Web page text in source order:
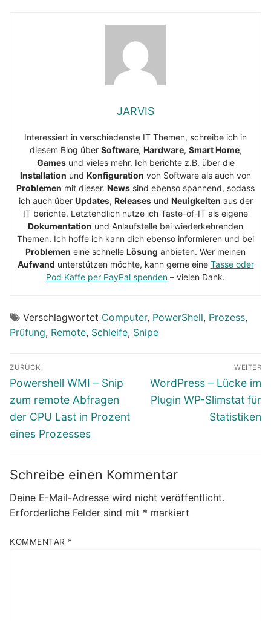
JARVIS
Interessiert in verschiedenste IT Themen, schreibe ich in
diesem Blog über Software, Hardware, Smart Home,
Gamesund vieles mehr. Ich berichte z.B. über die
Installation und Konfiguration von Software als auch von
Problemen mit dieser. News sind ebenso spannend, sodass
ich auch über Updates, Releasesund Neuigkeiten aus der
IT berichte. Letztendlich nutze ich Taste-of-IT als eigene
Dokumentation und Anlaufstelle bei wiederkehrenden
Themen. Ich hoffe ich kann dich ebenso informieren und bei
Problemen eine schnelle Lösung anbieten. Wer meinen
Aufwand unterstützen möchte, kann gerne eine Tasse oder
Pod Kaffe per PayPal spenden – vielen Dank.
Verschlagwortet Computer, PowerShell, Prozess,
Prüfung, Remote, Schleife, Snipe
Beitragsnavigation
ZURÜCK
Vorheriger
Beitrag:
Powershell WMI – Snip
zum remote Abfragen
der CPU Last in Prozent
eines Prozesses
WEITER
Nächster
Beitrag:
WordPress – Lücke im
Plugin WP-Slimstat für
Statistiken
Schreibe einen Kommentar
Deine E-Mail-Adresse wird nicht veröffentlicht.
Erforderliche Felder sind mit * markiert
KOMMENTAR *